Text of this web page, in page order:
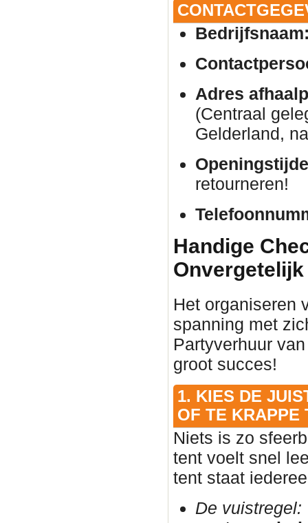
Adres
(Centraal
Gelderland,
retourneren!
Handige
Het organiseren
spanning met
Partyverhuur
groot succes!
1. KIES DE
OF TE KRAPPE
Niets is zo
tent voelt snel
tent staat
De vuistregel: